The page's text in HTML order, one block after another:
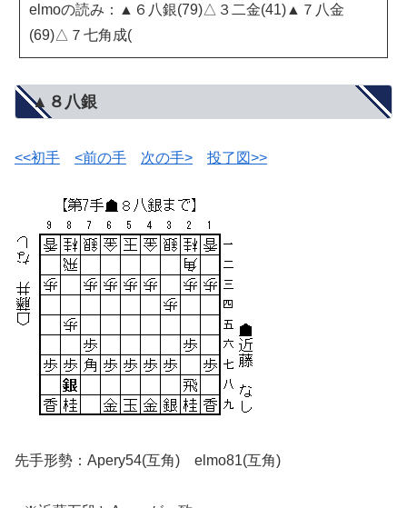
elmoの読み：▲６八銀(79)△３二金(41)▲７八金
(69)△７七角成(
▲８八銀
<<初手 <前の手 次の手> 投了図>>
先手形勢：Apery54(互角) elmo81(互角)